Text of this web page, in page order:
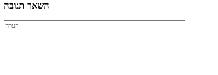
השאר תגובה